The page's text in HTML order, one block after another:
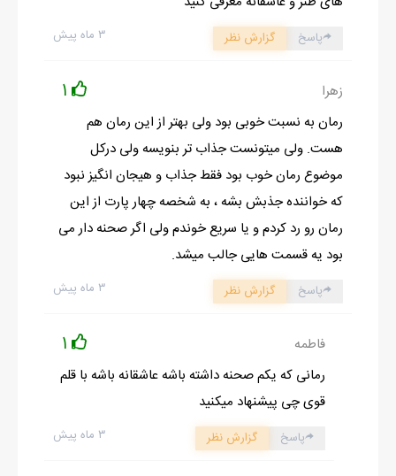
چشمام گرد شد و با خوشحالی گفتم:
ادامه رمان در اپلیکیشن شروع مطالعه آنلاین رمان
۳ ماه پیش پاسخ گزارش نظر
زهرا 1
رمان به نسبت خوبی بود ولی بهتر از این رمان هم
هست. ولی میتونست جذاب تر بنویسه ولی درکل
موضوع رمان خوب بود فقط جذاب و هیجان انگیز نبود
که خواننده جذبش بشه ، به شخصه چهار پارت از این
رمان رو رد کردم و یا سریع خوندم ولی اگر صحنه دار می
بود یه قسمت هایی جالب میشد.
۳ ماه پیش پاسخ گزارش نظر
فاطمه 1
رمانی که یکم صحنه داشته باشه عاشقانه باشه با قلم
قوی چی پیشنهاد میکنید
۳ ماه پیش پاسخ گزارش نظر